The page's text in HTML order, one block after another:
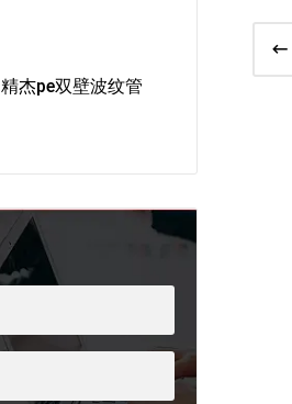
精杰pe双壁波纹管